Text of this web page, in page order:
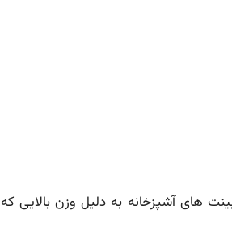
های آشپزخانه به دلیل وزن بالایی که